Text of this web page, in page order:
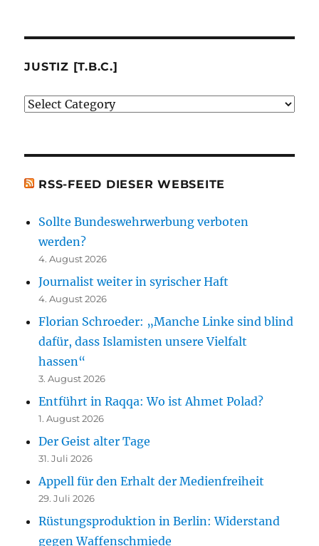
besprochenen
erwähnten
JUSTIZ [T.B.C.]
Justiz
RSS-FEED DIESER WEBSEITE
Sollte Bundeswehrwerbung verboten
werden?
4. August 2026
Journalist weiter in syrischer Haft
4. August 2026
Florian Schroeder: „Manche Linke sind blind
dafür, dass Islamisten unsere Vielfalt
hassen“
3. August 2026
Entführt in Raqqa: Wo ist Ahmet Polad?
1. August 2026
Der Geist alter Tage
31. Juli 2026
Appell für den Erhalt der Medienfreiheit
29. Juli 2026
Rüstungsproduktion in Berlin: Widerstand
gegen Waffenschmiede